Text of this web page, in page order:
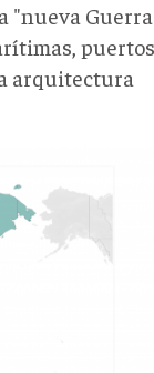
"nueva Guerra
puertos
arquitectura